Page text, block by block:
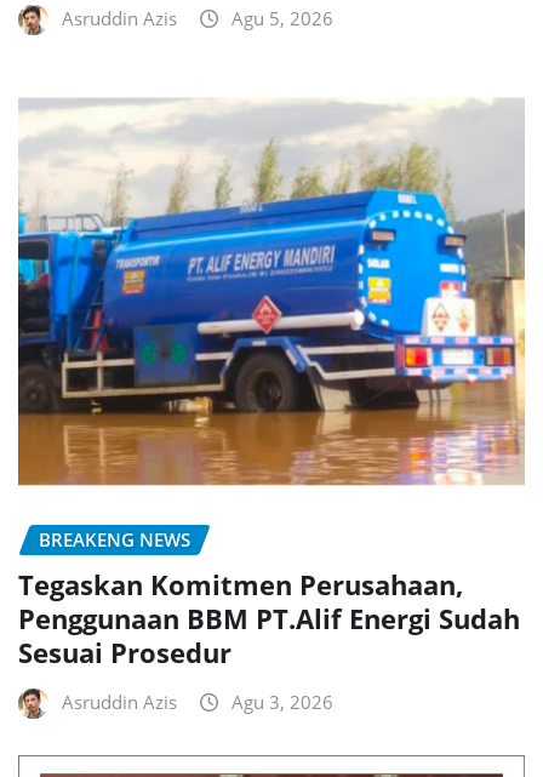
Asruddin Azis Agu 5, 2026
BREAKENG NEWS
Tegaskan Komitmen Perusahaan,
Penggunaan BBM PT.Alif Energi Sudah
Sesuai Prosedur
Asruddin Azis Agu 3, 2026